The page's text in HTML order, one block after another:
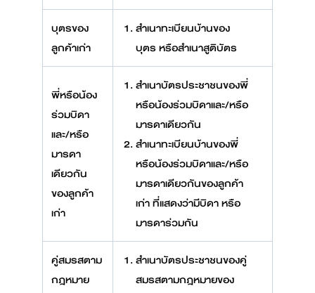
บุตรของ
ลูกค้าเก่า
สำเนาทะเบียนบ้านของ
บุตร หรือสำเนาสูติบัตร
พี่หรือน้อง
ร่วมบิดา
และ/หรือ
มารดา
เดียวกัน
ของลูกค้า
เก่า
สำเนาบัตรประชาชนของพี่
หรือน้องร่วมบิดาและ/หรือ
มารดาเดียวกัน
สำเนาทะเบียนบ้านของพี่
หรือน้องร่วมบิดาและ/หรือ
มารดาเดียวกันของลูกค้า
เก่า ที่แสดงว่ามีบิดา หรือ
มารดาร่วมกัน
คู่สมรสตาม
กฎหมาย
สำเนาบัตรประชาชนของคู่
สมรสตามกฎหมายของ